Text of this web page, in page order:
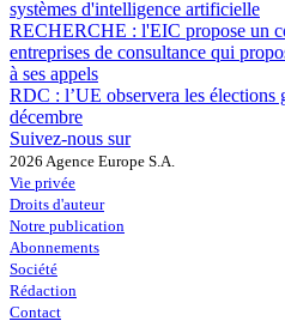
systèmes d'intelligence artificielle
RECHERCHE : l'EIC propose un
entreprises de consultance qui
à ses appels
RDC : l’UE observera les élections
décembre
Suivez-nous sur
2026 Agence Europe S.A.
Vie privée
Droits d'auteur
Notre publication
Abonnements
Société
Rédaction
Contact